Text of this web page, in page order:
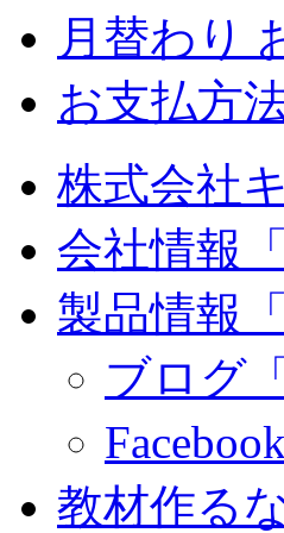
月替わり
お支払方
株式会社
会社情報
製品情報
ブログ
教材作る